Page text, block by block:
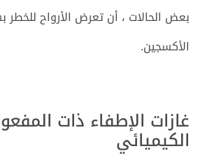
بعض الحالات ، أن تعرض الأرواح للخطر
الأكسجين.
غازات الإطفاء ذات المفعول
الكيميائي